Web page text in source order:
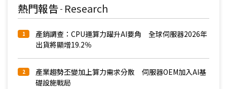
熱門報告 - Research
1
產銷調查：CPU運算力躍升AI要角 全球伺服器2026年
出貨將顯增19.2％
2
產業趨勢丕變加上算力需求分散 伺服器OEM加入AI基
礎設施戰局